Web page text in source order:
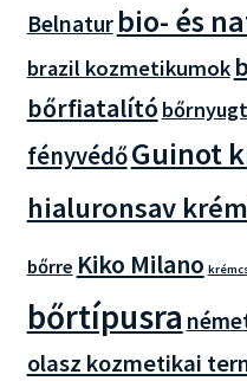
Belnatur bio- és
brazil kozmetikumok
bőrfiatalító
fényvédőGuinot
hialuronsav krém
bőrre Kiko Milano
bőrtípusra
olasz kozmetikai